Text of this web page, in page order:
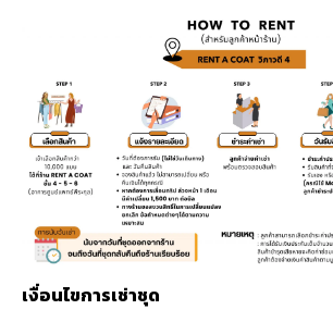
เงื่อนไขการเช่าชุด